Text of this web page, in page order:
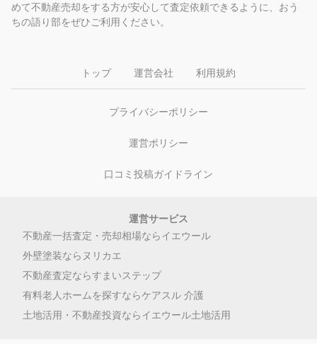
めて不動産売却をする方が安心して査定依頼できるように、おう
ちの語り部をぜひご利用ください。
トップ 運営会社 利用規約
プライバシーポリシー
運営ポリシー
口コミ投稿ガイドライン
運営サービス
不動産一括査定・売却相場ならイエウール
外壁塗装ならヌリカエ
不動産査定ならすまいステップ
有料老人ホームを探すならケアスル 介護
土地活用・不動産投資ならイエウール土地活用